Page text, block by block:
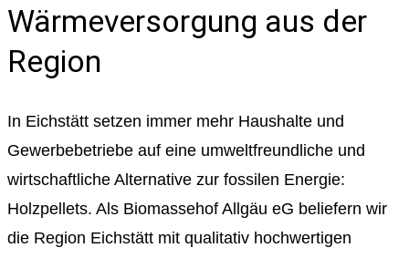
Wärmeversorgung aus der
Region
In Eichstätt setzen immer mehr Haushalte und
Gewerbebetriebe auf eine umweltfreundliche und
wirtschaftliche Alternative zur fossilen Energie:
Holzpellets. Als Biomassehof Allgäu eG beliefern wir
die Region Eichstätt mit qualitativ hochwertigen